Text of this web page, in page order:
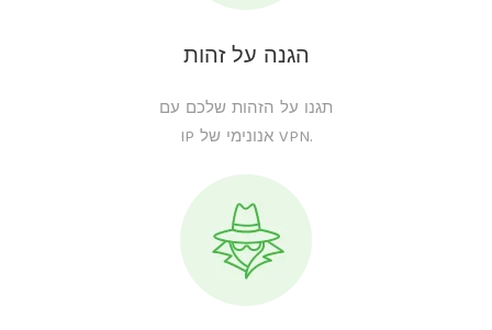
הגנה על זהות
תגנו על הזהות שלכם עם
IP אנונימי של VPN.